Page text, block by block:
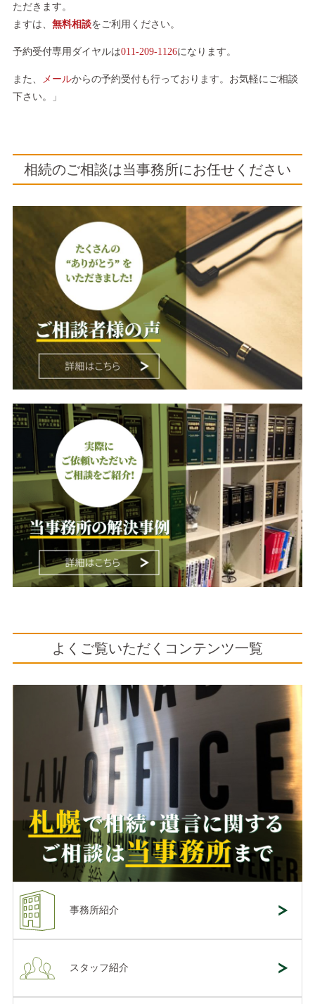
ただきます。
ますは、 無料相談をご利用ください。
予約受付専用ダイヤルは011-209-1126になります。
また、 メールからの予約受付も行っております。お気軽にご相談
下さい。」
相続のご相談は当事務所にお任せください
よくご覧いただくコンテンツ一覧
事務所紹介
スタッフ紹介